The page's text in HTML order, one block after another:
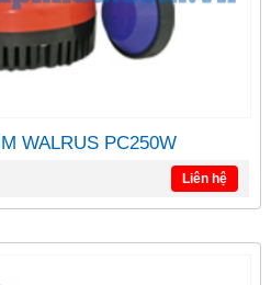
WALRUS PC250W
Liên hệ